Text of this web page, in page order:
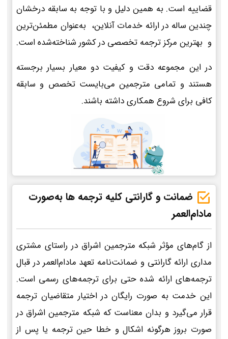
قضاییه است. به همین دلیل و با توجه به سابقه درخشان
چندین ساله در ارائه خدمات آنلاین، به‌عنوان مطمئن‌ترین
و بهترین مرکز ترجمه تخصصی در کشور شناخته‌شده است.
در این مجموعه دقت و کیفیت دو معیار بسیار برجسته
هستند و تمامی مترجمین می‌بایست تخصص و سابقه
کافی برای شروع همکاری داشته باشند.
ضمانت و گارانتی کلیه ترجمه ها به‌صورت
مادام‌العمر
از گام‌های مؤثر شبکه مترجمین اشراق در راستای مشتری
مداری ارائه گارانتی و ضمانت‌نامه تعهد مادام‌العمر در قبال
ترجمه‌های ارائه شده حتی برای ترجمه‌های رسمی است.
این خدمت به صورت رایگان در اختیار متقاضیان ترجمه
قرار می‌گیرد و بدان معناست که شبکه مترجمین اشراق در
صورت بروز هرگونه اشکال و خطا حین ترجمه یا پس از